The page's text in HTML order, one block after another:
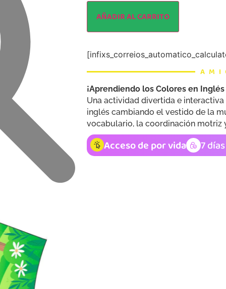
AÑADIR AL CARRITO
¡Aprendiendo los Colores en
Una actividad divertida e
inglés cambiando el vestido de la
vocabulario, la coordinación motriz
Acceso de por vida 7